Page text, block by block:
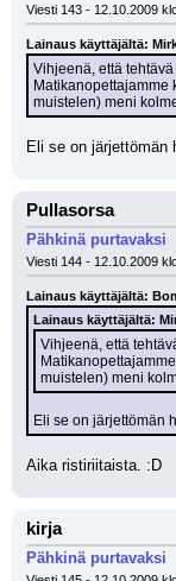
Viesti 143 - 12.10.2009
Lainaus käyttäjältä:
Vihjeenä, että
Matikanopettajamme
muistelen) meni
Eli se on järjettömän
Pullasorsa
Pähkinä purtavaksi
Viesti 144 - 12.10.2009
Lainaus käyttäjältä:
Lainaus käyttäjältä:
Vihjeenä, että
muistelen) meni
Eli se on järjettömän
Aika ristiriitaista. :D
kirja
Pähkinä purtavaksi